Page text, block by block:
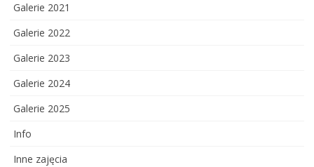
Galerie 2021
Galerie 2022
Galerie 2023
Galerie 2024
Galerie 2025
Info
Inne zajęcia